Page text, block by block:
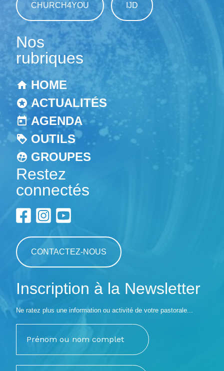
CHURCH4YOU IJD
Nos
rubriques
HOME
ACTUALITÉS
AGENDA
OUTILS
GROUPES
Restez
connectés
CONTACTEZ-NOUS
Inscription à la Newsletter
Ne ratez plus une information ou activité de votre pastorale...